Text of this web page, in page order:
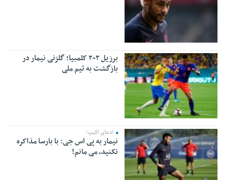
برزیل ۲-۲ کلمبیا؛ گلزنی نیمار در
بازگشت به تیم ملی
ادعای اکیپ؛
نیمار به پی اس جی: با بارسا مذاکره
نکنید، می مانم!